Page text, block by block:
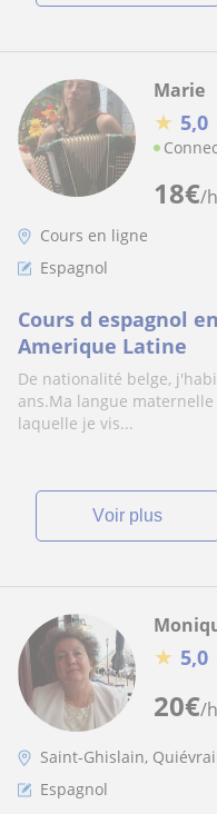
18€/h
Marie
★ 5,0
Cours en ligne
Espagnol
Cours d espagnol
Amerique Latine
De nationalité belge,
ans.Ma langue
laquelle je vis...
voir plus
20€/h
★ 5,0
Saint-Ghislain,
Espagnol